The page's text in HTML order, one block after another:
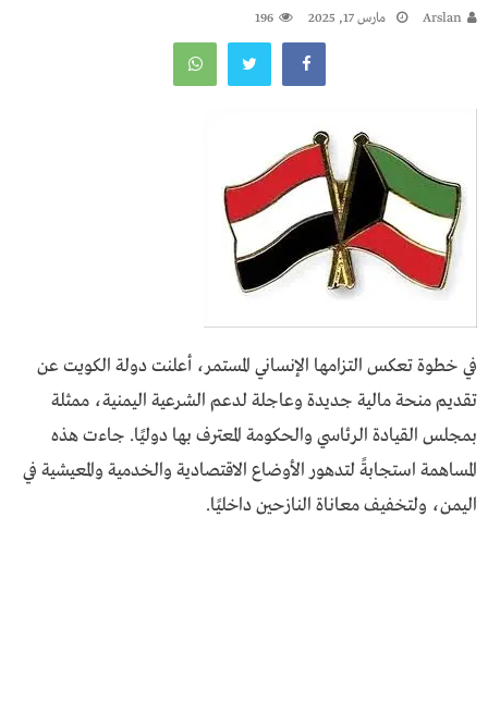
Arslan مارس 17, 2025 196
في خطوة تعكس التزامها الإنساني المستمر، أعلنت دولة الكويت عن
تقديم منحة مالية جديدة وعاجلة لدعم الشرعية اليمنية، ممثلة
بمجلس القيادة الرئاسي والحكومة المعترف بها دوليًا. جاءت هذه
المساهمة استجابةً لتدهور الأوضاع الاقتصادية والخدمية والمعيشية في
اليمن، ولتخفيف معاناة النازحين داخليًا.